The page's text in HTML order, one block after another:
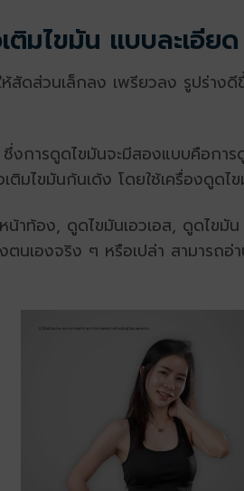
ติมไขมัน แบบละเอียด
ดส่วนเล็กลง เพรียวลง รูปร่าง
งการดูดไขมันจะมีสองแบบคือกา
ติมไขมันก้นเด้ง โดยใช้เครื่องดูดไ
น้าท้อง, ดูดไขมันเอวเอส, ดูดไ
เองจริง ๆ หรือเปล่า สามารถอ่